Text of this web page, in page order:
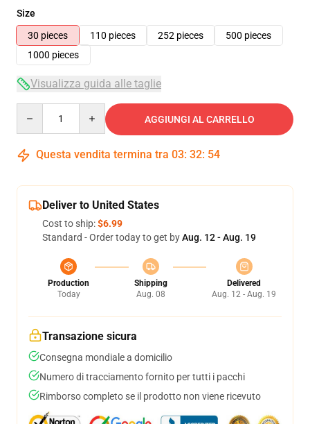
Size
30 pieces
110 pieces 252 pieces
500 pieces
1000 pieces
Visualizza guida alle taglie
AGGIUNGI AL CARRELLO
Questa vendita termina tra 03: 32: 53
Deliver to United States
Cost to ship:$6.99
Standard - Order today to get byAug. 12 - Aug. 19
Production
Today
Shipping
Aug. 08
Delivered
Aug. 12 - Aug. 19
Transazione sicura
Consegna mondiale a domicilio
Numero di tracciamento fornito per tutti i pacchi
Rimborso completo se il prodotto non viene ricevuto